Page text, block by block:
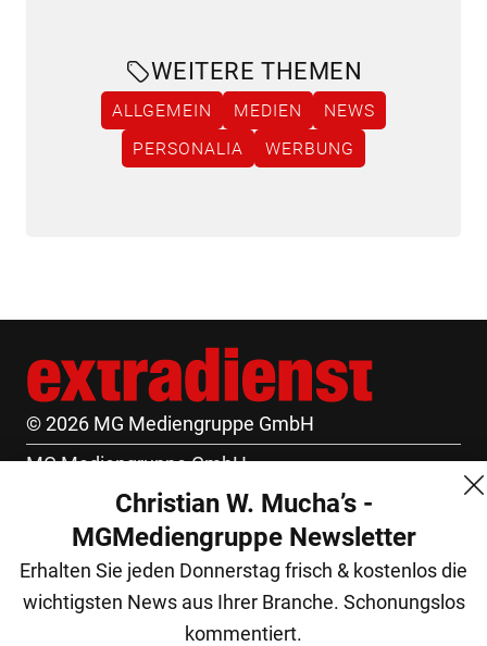
WEITERE THEMEN
ALLGEMEIN MEDIEN
NEWS
PERSONALIA
WERBUNG
© 2026 MG Mediengruppe GmbH
MG Mediengruppe GmbH
Burgring 1/7
1010 Wien
+43 (1) 522 14 14
office@mgmedien.at
Christian W. Mucha’s -
MGMediengruppe Newsletter
Erhalten Sie jeden Donnerstag frisch & kostenlos die
wichtigsten News aus Ihrer Branche. Schonungslos
kommentiert.